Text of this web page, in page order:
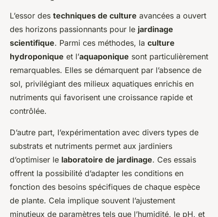
L’essor des techniques de culture avancées a ouvert
des horizons passionnants pour le jardinage
scientifique. Parmi ces méthodes, la culture
hydroponique et l’aquaponique sont particulièrement
remarquables. Elles se démarquent par l’absence de
sol, privilégiant des milieux aquatiques enrichis en
nutriments qui favorisent une croissance rapide et
contrôlée.
D’autre part, l’expérimentation avec divers types de
substrats et nutriments permet aux jardiniers
d’optimiser le laboratoire de jardinage. Ces essais
offrent la possibilité d’adapter les conditions en
fonction des besoins spécifiques de chaque espèce
de plante. Cela implique souvent l’ajustement
minutieux de paramètres tels que l’humidité, le pH, et